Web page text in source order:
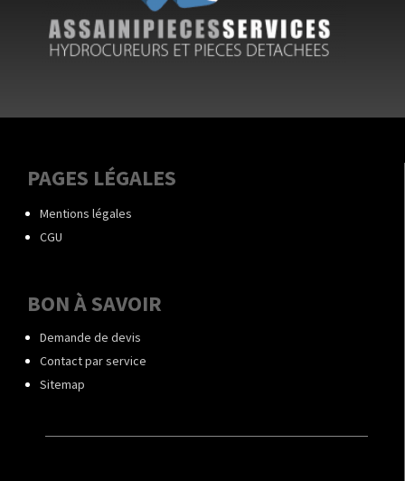
PAGES LÉGALES
Mentions légales
CGU
BON À SAVOIR
Demande de devis
Contact par service
Sitemap